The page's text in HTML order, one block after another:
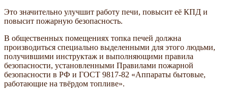
Это значительно улучшит работу печи, повысит её КПД и
повысит пожарную безопасность.
В общественных помещениях топка печей должна
производиться специально выделенными для этого людьми,
получившими инструктаж и выполняющими правила
безопасности, установленными Правилами пожарной
безопасности в РФ и ГОСТ 9817-82 «Аппараты бытовые,
работающие на твёрдом топливе».